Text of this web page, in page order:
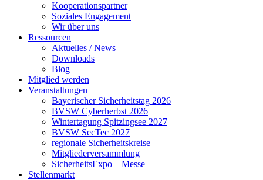
Kooperationspartner
Soziales Engagement
Wir über uns
Ressourcen
Aktuelles / News
Downloads
Blog
Mitglied werden
Veranstaltungen
Bayerischer Sicherheitstag 2026
BVSW Cyberherbst 2026
Wintertagung Spitzingsee 2027
BVSW SecTec 2027
regionale Sicherheitskreise
Mitgliederversammlung
SicherheitsExpo – Messe
Stellenmarkt